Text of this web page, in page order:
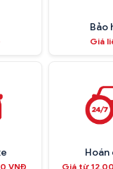
Bảo
Giá
VNĐ
Hoán
Giá từ